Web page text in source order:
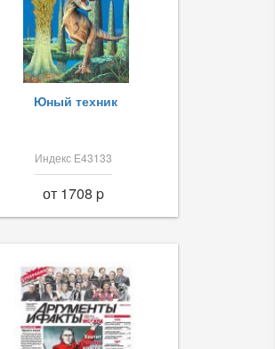
Юный техник
Индекс Е43133
от 1708 p